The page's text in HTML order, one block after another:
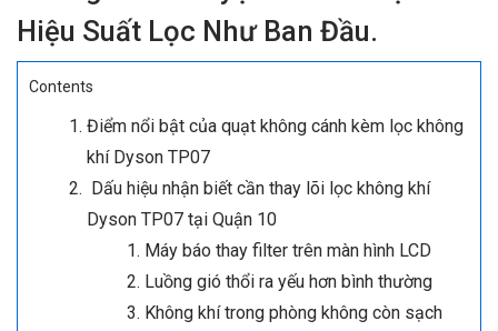
Hiệu Suất Lọc Như Ban Đầu.
Contents
Điểm nổi bật của quạt không cánh kèm lọc không
khí Dyson TP07
​​​​​​​Dấu hiệu nhận biết cần thay lõi lọc không khí
Dyson TP07 tại Quận 10
Máy báo thay filter trên màn hình LCD
Luồng gió thổi ra yếu hơn bình thường
Không khí trong phòng không còn sạch